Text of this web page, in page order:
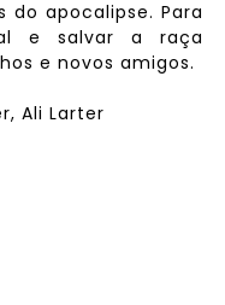
apocalipse. Para
e salvar a raça
e novos amigos.
Ali Larter